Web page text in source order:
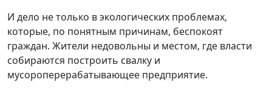
И дело не только в экологических проблемах,
которые, по понятным причинам, беспокоят
граждан. Жители недовольны и местом, где власти
собираются построить свалку и
мусороперерабатывающее предприятие.